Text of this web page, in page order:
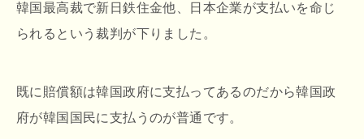
韓国最高裁で新日鉄住金他、日本企業が支払いを命じ
られるという裁判が下りました。
既に賠償額は韓国政府に支払ってあるのだから韓国政
府が韓国国民に支払うのが普通です。